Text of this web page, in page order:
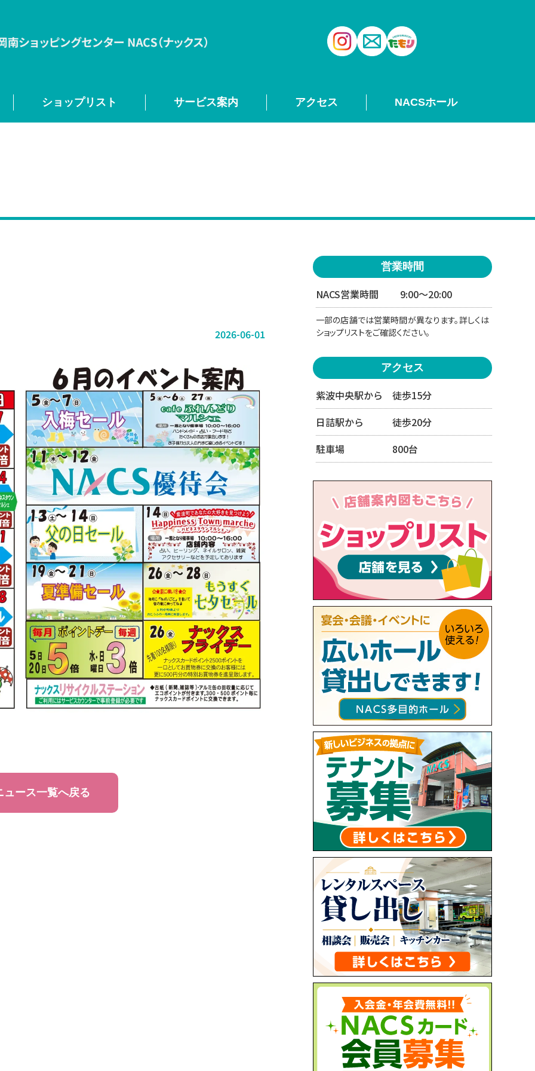
ショップリスト サービス案内 アクセス NACSホール
2026-06-01
ュース一覧へ戻る
営業時間
NACS営業時間 9:00〜20:00
一部の店舗では営業時間が異なります。詳しくは
ショップリストをご確認ください。
アクセス
紫波中央駅から 徒歩15分
日詰駅から 徒歩20分
駐車場 800台